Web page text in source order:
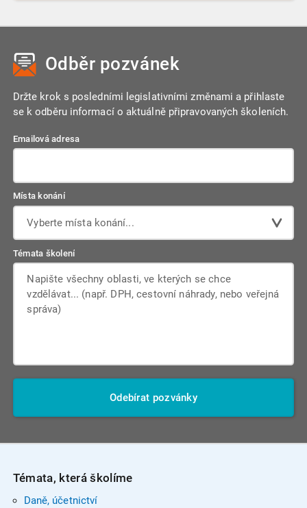
Odběr pozvánek
Držte krok s posledními legislativními změnami a přihlaste
se k odběru informací o aktuálně připravovaných školeních.
Emailová adresa
Místa konání
Vyberte místa konání...
Témata školení
Odebírat pozvánky
Témata, která školíme
Daně, účetnictví